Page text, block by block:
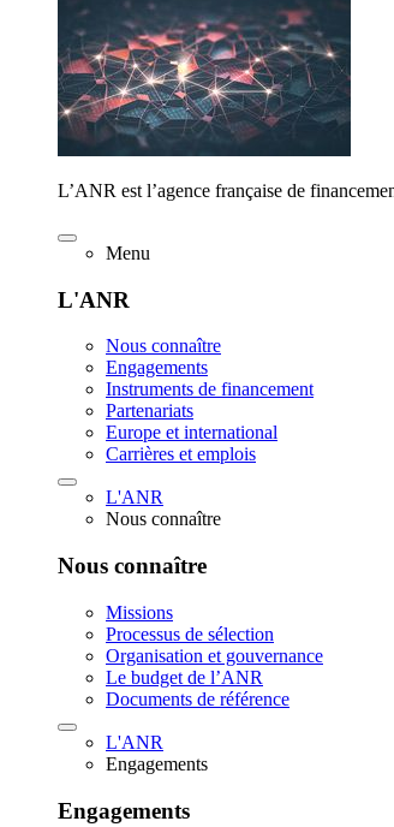
L’ANR est l’agence française de
Menu
L'ANR
Nous connaître
Engagements
Instruments de financement
Partenariats
Europe et international
Carrières et emplois
L'ANR
Nous connaître
Nous connaître
Missions
Processus de sélection
Organisation et gouvernance
Le budget de l’ANR
Documents de référence
L'ANR
Engagements
Engagements